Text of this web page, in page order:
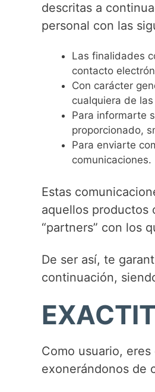
descritas a
personal con las
Las finalidades
contacto
Con carácter
cualquiera de
Para informarte
proporcionado,
Para enviarte
comunicaciones.
Estas
aquellos productos
“partners” con los
De ser así, te
continuación,
Como usuario,
exonerándonos de